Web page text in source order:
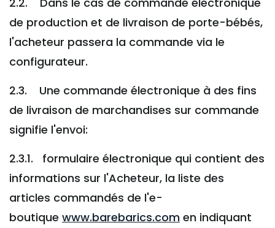
de production et de livraison de porte-bébés,
l'acheteur passera la commande via le
configurateur.
2.3. Une commande électronique à des fins
de livraison de marchandises sur commande
signifie l'envoi:
2.3.1. formulaire électronique qui contient des
informations sur l'Acheteur, la liste des
articles commandés de l'e-
boutique www.barebarics.com en indiquant